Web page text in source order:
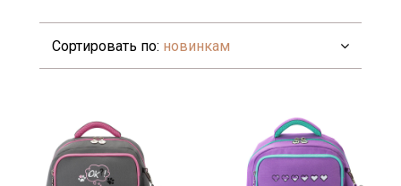
Сортировать по: новинкам